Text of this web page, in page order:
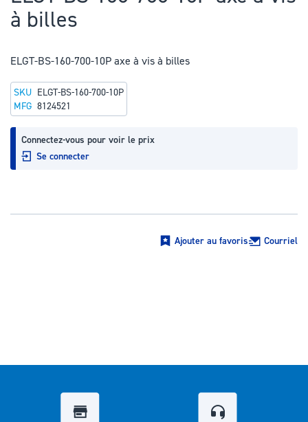
au
début
la
d’images
à billes
ELGT-BS-160-700-10P axe à vis à billes
Connectez-vous pour voir le prix
Se connecter
SKU ELGT-BS-160-700-10P
MFG 8124521
Ajouter au favoris Courriel